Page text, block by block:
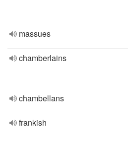
massues
chamberlains
chambellans
frankish